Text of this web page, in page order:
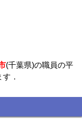
(千葉県)の職員の平
．